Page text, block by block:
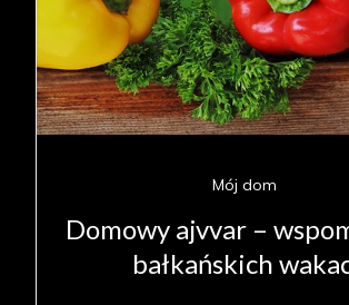
Mój dom
Domowy ajvvar –
bałkańskich